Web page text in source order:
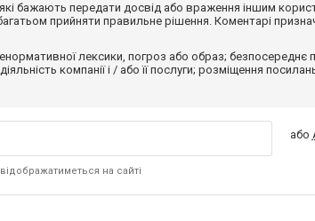
бажають передати досвід або враження іншим
прийняти правильне рішення. Коментарі
лексики, погроз або образ; безпосереднє
компанії і / або її послуги; розміщення
на сайті
або